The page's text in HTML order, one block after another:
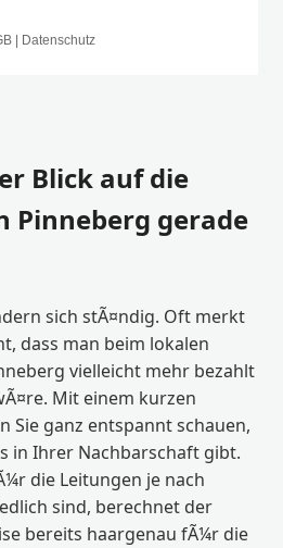
Blick auf die
Pinneberg gerade
sich stÃ¤ndig. Oft merkt
dass man beim lokalen
vielleicht mehr bezahlt
Mit einem kurzen
Sie ganz entspannt schauen,
in Ihrer Nachbarschaft gibt.
die Leitungen je nach
sind, berechnet der
bereits haargenau fÃ¼r die